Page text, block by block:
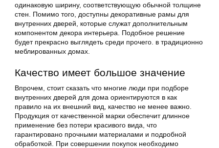
одинаковую ширину, соответствующую обычной толщине
стен. Помимо того, доступны декоративные рамы для
внутренних дверей, которые служат дополнительным
компонентом декора интерьера. Подобное решение
будет прекрасно выглядеть среди прочего. в традиционно
меблированных домах.
Качество имеет большое значение
Впрочем, стоит сказать что многие люди при подборе
внутренних дверей для дома ориентируются в как
правило на их внешний вид, качество не менее важно.
Продукция от качественной марки обеспечит длинное
применение без потери красивого вида, что
гарантировано прочными материалами и подробной
обработкой. При совершении покупок необходимо